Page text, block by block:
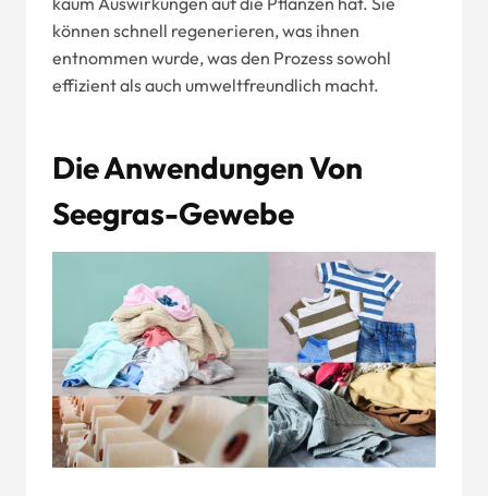
können schnell regenerieren, was ihnen
entnommen wurde, was den Prozess sowohl
effizient als auch umweltfreundlich macht.
Die Anwendungen Von
Seegras-Gewebe